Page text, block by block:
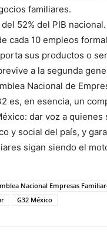
familiares.
52% del PIB nacional.
cada 10 empleos
sus productos o
a la segunda
Nacional de
es, en esencia, un
dar voz a quienes
y social del país, y
sigan siendo el
Nacional Empresas
G32 México